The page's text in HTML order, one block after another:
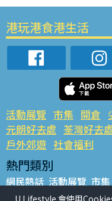
港玩港食港生活
活動展覽 市集 開倉
元朗好去處 荃灣好去
戶外郊遊 社會福利
熱門類別
網民熱話 活動展覽 市集
銅鑼灣好去處 元朗好去
U Lifestyle 會使用